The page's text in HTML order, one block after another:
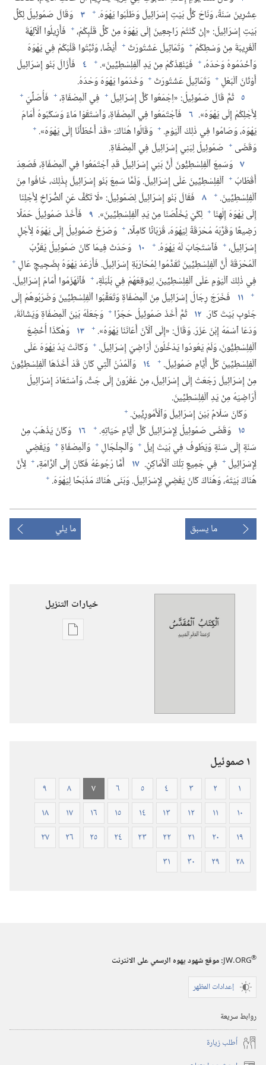
عِشْرِينَ سَنَةً،‏ وَنَاحَ كُلُّ بَيْتِ إِسْرَائِيلَ وَطَلَبُوا يَهْوَهَ.‏ + ٣ وَقَالَ صَمُوئِيلُ لِكُلِّ
بَيْتِ إِسْرَائِيلَ:‏ «إِنْ كُنْتُمْ رَاجِعِينَ إِلَى يَهْوَهَ مِنْ كُلِّ قَلْبِكُمْ،‏ + فَأَزِيلُوا ٱلْآلِهَةَ
ٱلْغَرِيبَةَ مِنْ وَسْطِكُمْ + وَتَمَاثِيلَ عَشْتُورَثَ + أَيْضًا،‏ وَثَبِّتُوا قَلْبَكُمْ فِي يَهْوَهَ
وَٱخْدُمُوهُ وَحْدَهُ،‏ + فَيُنْقِذَكُمْ مِنْ يَدِ ٱلْفِلِسْطِيِّينَ».‏ + ٤ فَأَزَالَ بَنُو إِسْرَائِيلَ
أَوْثَانَ ٱلْبَعْلِ + وَتَمَاثِيلَ عَشْتُورَثَ + وَخَدَمُوا يَهْوَهَ وَحْدَهُ.‏
٥ ثُمَّ قَالَ صَمُوئِيلُ:‏ «اِجْمَعُوا كُلَّ إِسْرَائِيلَ + فِي ٱلْمِصْفَاةِ،‏ + فَأُصَلِّيَ +
لِأَجْلِكُمْ إِلَى يَهْوَهَ».‏ ٦ فَٱجْتَمَعُوا فِي ٱلْمِصْفَاةِ،‏ وَٱسْتَقَوْا مَاءً وَسَكَبُوهُ أَمَامَ
يَهْوَهَ،‏ وَصَامُوا فِي ذٰلِكَ ٱلْيَوْمِ.‏ + وَقَالُوا هُنَاكَ:‏ «قَدْ أَخْطَأْنَا إِلَى يَهْوَهَ».‏ +
وَقَضَى + صَمُوئِيلُ لِبَنِي إِسْرَائِيلَ فِي ٱلْمِصْفَاةِ.‏
٧ وَسَمِعَ ٱلْفِلِسْطِيُّونَ أَنَّ بَنِي إِسْرَائِيلَ قَدِ ٱجْتَمَعُوا فِي ٱلْمِصْفَاةِ،‏ فَصَعِدَ
أَقْطَابُ + ٱلْفِلِسْطِيِّينَ عَلَى إِسْرَائِيلَ.‏ وَلَمَّا سَمِعَ بَنُو إِسْرَائِيلَ بِذٰلِكَ،‏ خَافُوا مِنَ
ٱلْفِلِسْطِيِّينَ.‏ + ٨ فَقَالَ بَنُو إِسْرَائِيلَ لِصَمُوئِيلَ:‏ «لَا تَكُفَّ عَنِ ٱلصُّرَاخِ لِأَجْلِنَا
إِلَى يَهْوَهَ إِلٰهِنَا + لِكَيْ يُخَلِّصَنَا مِنْ يَدِ ٱلْفِلِسْطِيِّينَ».‏ ٩ فَأَخَذَ صَمُوئِيلُ حَمَلًا
رَضِيعًا وَقَرَّبَهُ مُحْرَقَةً لِيَهْوَهَ،‏ قُرْبَانًا كَامِلًا،‏ + وَصَرَخَ صَمُوئِيلُ إِلَى يَهْوَهَ لِأَجْلِ
إِسْرَائِيلَ،‏ + فَٱسْتَجَابَ لَهُ يَهْوَهُ.‏ + ١٠ وَحَدَثَ فِيمَا كَانَ صَمُوئِيلُ يُقَرِّبُ
ٱلْمُحْرَقَةَ أَنَّ ٱلْفِلِسْطِيِّينَ تَقَدَّمُوا لِمُحَارَبَةِ إِسْرَائِيلَ.‏ فَأَرْعَدَ يَهْوَهُ بِضَجِيجٍ عَالٍ +
فِي ذٰلِكَ ٱلْيَوْمِ عَلَى ٱلْفِلِسْطِيِّينَ،‏ لِيُوقِعَهُمْ فِي بَلْبَلَةٍ،‏ + فَٱنْهَزَمُوا أَمَامَ إِسْرَائِيلَ.‏
+ ١١ فَخَرَجَ رِجَالُ إِسْرَائِيلَ مِنَ ٱلْمِصْفَاةِ وَتَعَقَّبُوا ٱلْفِلِسْطِيِّينَ وَضَرَبُوهُمْ إِلَى
جَنُوبِ بَيْتَ كَارَ.‏ ١٢ ثُمَّ أَخَذَ صَمُوئِيلُ حَجَرًا + وَجَعَلَهُ بَيْنَ ٱلْمِصْفَاةِ وَيَشَانَةَ،‏
وَدَعَا ٱسْمَهُ إِبْنَ عَزَرَ.‏ وَقَالَ:‏ «إِلَى ٱلْآنَ أَعَانَنَا يَهْوَهُ».‏ + ١٣ وَهٰكَذَا أُخْضِعَ
ٱلْفِلِسْطِيُّونَ،‏ وَلَمْ يَعُودُوا يَدْخُلُونَ أَرَاضِيَ إِسْرَائِيلَ.‏ + وَكَانَتْ يَدُ يَهْوَهَ عَلَى
ٱلْفِلِسْطِيِّينَ كُلَّ أَيَّامِ صَمُوئِيلَ.‏ + ١٤ وَٱلْمُدُنُ ٱلَّتِي كَانَ قَدْ أَخَذَهَا ٱلْفِلِسْطِيُّونَ
مِنْ إِسْرَائِيلَ رَجَعَتْ إِلَى إِسْرَائِيلَ،‏ مِنْ عَقْرُونَ إِلَى جَتَّ،‏ وَٱسْتَعَادَ إِسْرَائِيلُ
أَرَاضِيَهُ مِنْ يَدِ ٱلْفِلِسْطِيِّينَ.‏
وَكَانَ سَلَامٌ بَيْنَ إِسْرَائِيلَ وَٱلْأَمُورِيِّينَ.‏ +
١٥ وَقَضَى صَمُوئِيلُ لِإِسْرَائِيلَ كُلَّ أَيَّامِ حَيَاتِهِ.‏ + ١٦ وَكَانَ يَذْهَبُ مِنْ
سَنَةٍ إِلَى سَنَةٍ وَيَطُوفُ فِي بَيْتَ إِيلَ + وَٱلْجِلْجَالِ + وَٱلْمِصْفَاةِ + وَيَقْضِي
لِإِسْرَائِيلَ + فِي جَمِيعِ تِلْكَ ٱلْأَمَاكِنِ.‏ ١٧ أَمَّا رُجُوعُهُ فَكَانَ إِلَى ٱلرَّامَةِ،‏ + لِأَنَّ
هُنَاكَ بَيْتَهُ،‏ وَهُنَاكَ كَانَ يَقْضِي لِإِسْرَائِيلَ.‏ وَبَنَى هُنَاكَ مَذْبَحًا لِيَهْوَهَ.‏ +
ما يسبق ما يلي
خيارات التنزيل
خيارات
(ورقي
الغلاف)
١ صموئيل
١ ٢ ٣ ٤ ٥ ٦ ٧ ٨
٩
١٠
١١ ١٢ ١٣ ١٤ ١٥ ١٦ ١٧
١٨
١٩
٢٠ ٢١ ٢٢ ٢٣ ٢٤ ٢٥ ٢٦
٢٧
٢٨
٢٩ ٣٠ ٣١
JW.ORG®
:‏ موقع شهود يهوه الرسمي على الانترنت
إعدادات المظهر
روابط سريعة
أُطلب زيارة